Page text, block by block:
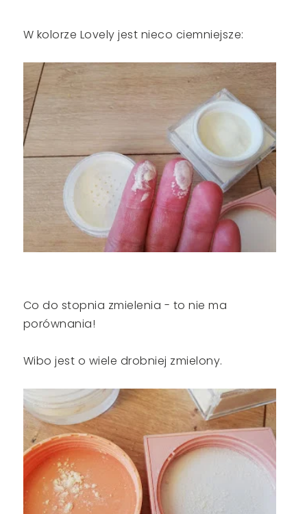
W kolorze Lovely jest nieco ciemniejsze:
Co do stopnia zmielenia - to nie ma
porównania!
Wibo jest o wiele drobniej zmielony.